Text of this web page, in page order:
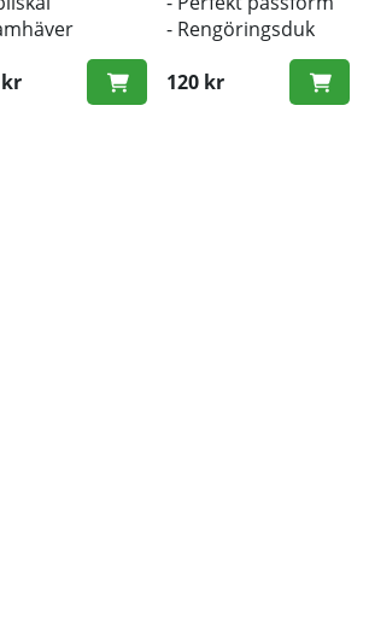
skydd mot
kr
- Rengöringsduk
inkluderad
120 kr